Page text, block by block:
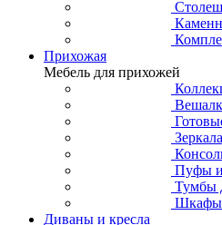
Прихожая
Мебель для прихожей
Зеркала
Пуфы и
Тумбы
Шкафы
Диваны и кресла